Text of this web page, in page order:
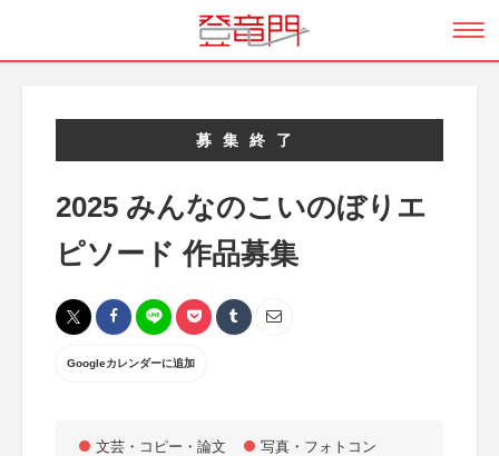
募集終了
2025 みんなのこいのぼりエ
ピソード 作品募集
Googleカレンダーに追加
文芸・コピー・論文 写真・フォトコン